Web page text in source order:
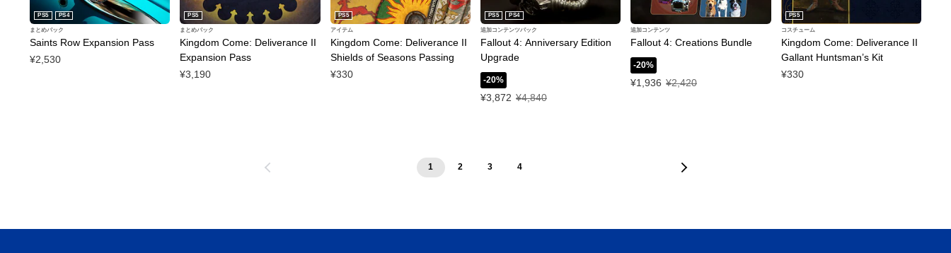
Saints Row Expansion Pass
PS5 PS4
まとめパック
¥2,530
Kingdom Come: Deliverance II
Expansion Pass
PS5
まとめパック
¥3,190
Kingdom Come: Deliverance II
Shields of Seasons Passing
PS5
アイテム
¥330
Fallout 4: Anniversary Edition
Upgrade
PS5 PS4
追加コンテンツパック
-20%
¥3,872
特別価格 ¥3,872 通常価格 ¥4,840
¥4,840
Fallout 4: Creations Bundle
追加コンテンツ
-20%
¥1,936
特別価格 ¥1,936 通常価格 ¥2,420
¥2,420
Kingdom Come: Deliverance II
Gallant Huntsman’s Kit
PS5
コスチューム
¥330
1 2 3 4